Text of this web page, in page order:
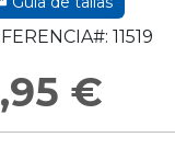
11519
€